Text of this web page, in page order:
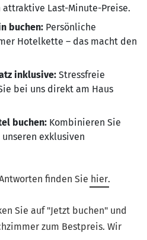
Last-Minute-Preise.
buchen: Persönliche
Hotelkette – das macht den
inklusive: Stressfreie
bei uns direkt am Haus
buchen: Kombinieren Sie
exklusiven
finden Sie hier.
Sie auf "Jetzt buchen" und
zum Bestpreis. Wir